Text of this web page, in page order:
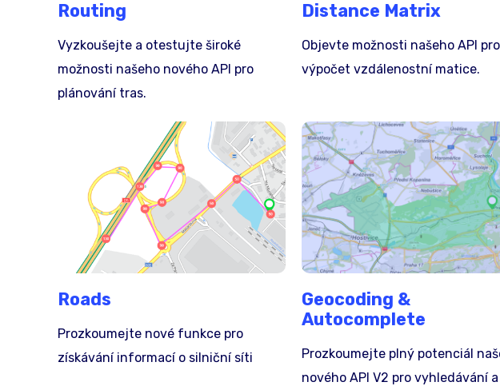
Routing
Vyzkoušejte a otestujte široké
možnosti našeho nového API pro
plánování tras.
Distance Matrix
Objevte možnosti našeho API pro
výpočet vzdálenostní matice.
Roads
Prozkoumejte nové funkce pro
získávání informací o silniční síti
Geocoding &
Autocomplete
Prozkoumejte plný potenciál
nového API V2 pro vyhledávání a